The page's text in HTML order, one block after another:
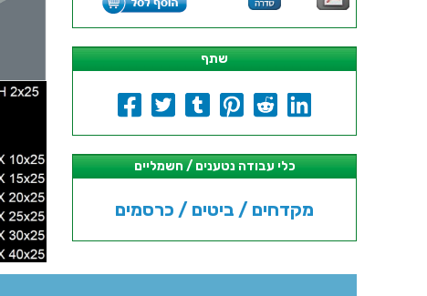
שתף
כלי עבודה נטענים / חשמליים
מקדחים / ביטים / כרסמים